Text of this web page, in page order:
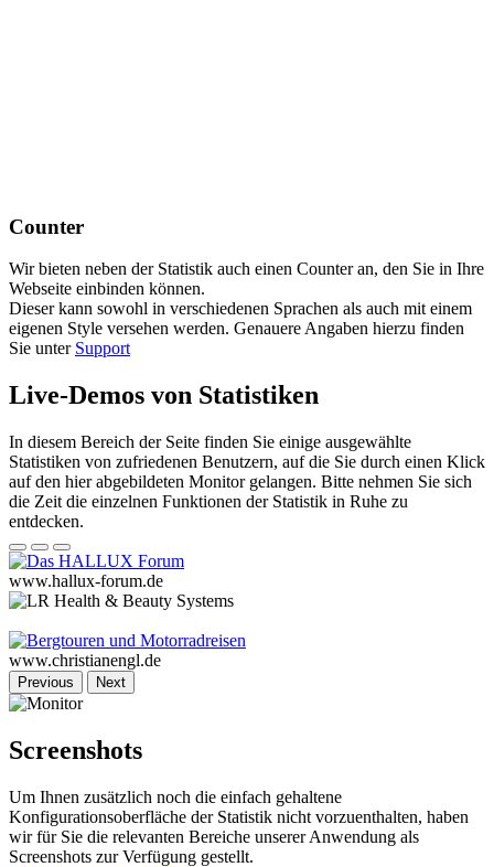
Counter
Wir bieten neben der Statistik auch einen Counter an, den Sie in Ihre
Webseite einbinden können.
Dieser kann sowohl in verschiedenen Sprachen als auch mit einem
eigenen Style versehen werden. Genauere Angaben hierzu finden
Sie unter Support
Live-Demos von Statistiken
In diesem Bereich der Seite finden Sie einige ausgewählte
Statistiken von zufriedenen Benutzern, auf die Sie durch einen Klick
auf den hier abgebildeten Monitor gelangen. Bitte nehmen Sie sich
die Zeit die einzelnen Funktionen der Statistik in Ruhe zu
entdecken.
www.hallux-forum.de
www.christianengl.de
Previous Next
Screenshots
Um Ihnen zusätzlich noch die einfach gehaltene
Konfigurationsoberfläche der Statistik nicht vorzuenthalten, haben
wir für Sie die relevanten Bereiche unserer Anwendung als
Screenshots zur Verfügung gestellt.